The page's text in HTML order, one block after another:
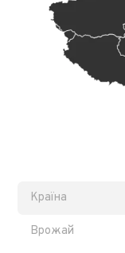
Країна
Врожай